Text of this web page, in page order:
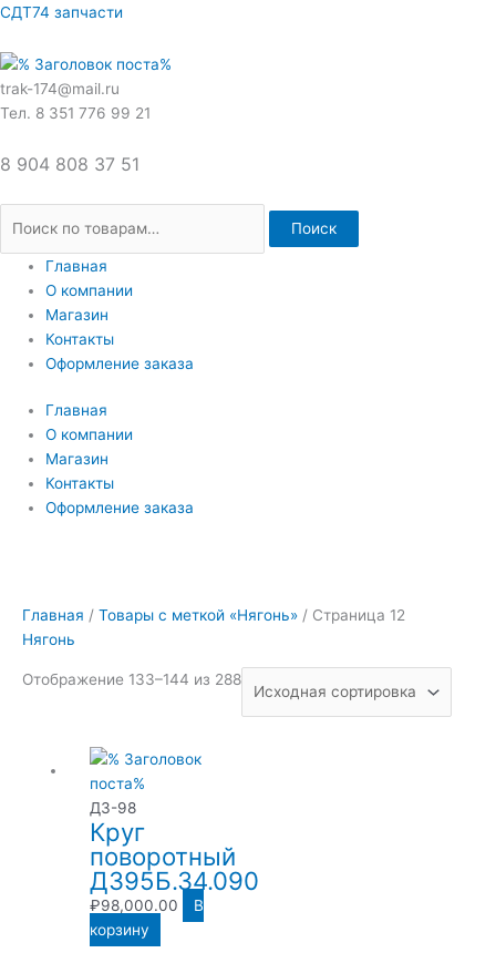
Перейти
содержимому
СДТ74 запчасти
trak-174@mail.ru
Тел. 8 351 776 99 21
8 904 808 37 51
Искать:
Поиск
Главная
О компании
Магазин
Контакты
Оформление заказа
Главная
О компании
Магазин
Контакты
Оформление заказа
Главная / Товары с меткой «Нягонь» / Страница 12
Нягонь
Отображение 133–144 из 288
ДЗ-98
Круг
поворотный
Д395Б.34.090
₽98,000.00
В
корзину